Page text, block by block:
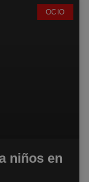
OCIO
niños en